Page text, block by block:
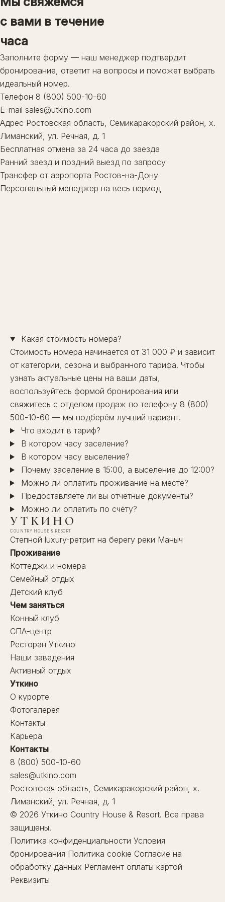
Гастрономия
Банный комплекс
Локации
ЗАБРОНИРОВАТЬ
8 (800) 500-10-60
Ростовская область, Семикаракорский район,
х. Лиманский, ул. Речная, д. 1
с вами в течение
часа
Заполните форму — наш менеджер подтвердит
бронирование, ответит на вопросы и поможет выбрать
идеальный номер.
Телефон 8 (800) 500-10-60
E-mail sales@utkino.com
Адрес Ростовская область, Семикаракорский район, х.
Лиманский, ул. Речная, д. 1
Бесплатная отмена за 24 часа до заезда
Ранний заезд и поздний выезд по запросу
Трансфер от аэропорта Ростов-на-Дону
Персональный менеджер на весь период
Какая стоимость номера?
Стоимость номера начинается от 31 000 ₽ и зависит
от категории, сезона и выбранного тарифа. Чтобы
узнать актуальные цены на ваши даты,
воспользуйтесь формой бронирования или
свяжитесь с отделом продаж по телефону 8 (800)
500-10-60 — мы подберём лучший вариант.
Что входит в тариф?
В котором часу заселение?
В котором часу выселение?
Почему заселение в 15:00, а выселение до 12:00?
Можно ли оплатить проживание на месте?
Предоставляете ли вы отчётные документы?
Можно ли оплатить по счёту?
УТКИНО
COUNTRY HOUSE & RESORT
Степной luxury-ретрит на берегу реки Маныч
Проживание
Коттеджи и номера
Семейный отдых
Детский клуб
Чем заняться
Конный клуб
СПА-центр
Ресторан Уткино
Наши заведения
Активный отдых
Уткино
О курорте
Фотогалерея
Контакты
Карьера
Контакты
8 (800) 500-10-60
sales@utkino.com
Ростовская область, Семикаракорский район, х.
Лиманский, ул. Речная, д. 1
© 2026 Уткино Country House & Resort. Все права
защищены.
Политика конфиденциальности Условия
бронирования Политика cookie Согласие на
обработку данных Регламент оплаты картой
Реквизиты